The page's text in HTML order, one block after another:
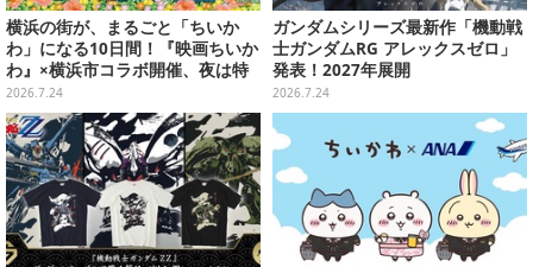
横浜の街が、まるごと「ちいか
わ」になる10日間！『映画ちいか
わ』×横浜市コラボ開催、夜は特
別花火まで
2026.7.24
ガンダムシリーズ最新作「機動戦
士ガンダムRG アレックスゼロ」
発表！2027年展開
2026.7.24